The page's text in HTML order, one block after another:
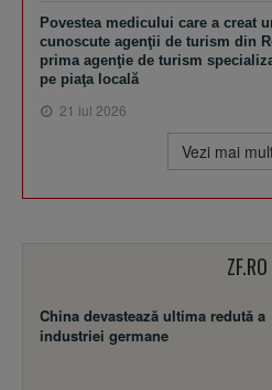
Povestea medicului care a creat
cunoscute agenţii de turism din
prima agenţie de turism
pe piaţa locală
21 iul 2026
Vezi mai
ZF.RO
China devastează ultima redută a
industriei germane